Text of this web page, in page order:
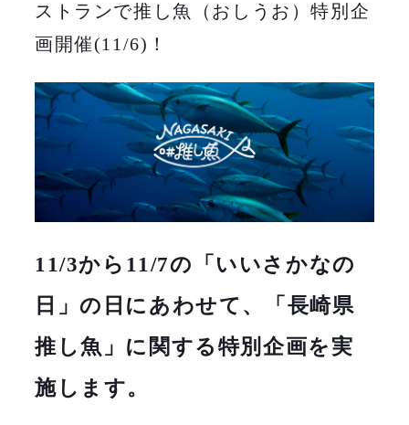
ストランで推し魚（おしうお）特別企
画開催(11/6)！
11/3から11/7の「いいさかなの
日」の日にあわせて、「長崎県
推し魚」に関する特別企画を実
施します。